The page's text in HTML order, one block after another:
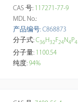
CAS 号: 117271-77-9
MDL No.:
产品编号: C868873
分子式: C36H32F24N4P4
分子量: 1100.54
纯度: 94%